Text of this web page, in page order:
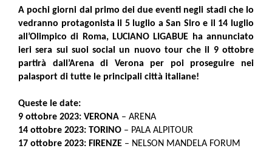
A pochi giorni dal primo dei due eventi negli stadi che lo
vedranno protagonista il 5 luglio a San Siro e il 14 luglio
all’Olimpico di Roma, LUCIANO LIGABUE ha annunciato
ieri sera sui suoi social un nuovo tour che il 9 ottobre
partirà dall’Arena di Verona per poi proseguire nei
palasport di tutte le principali città italiane!
Queste le date:
9 ottobre 2023: VERONA – ARENA
14 ottobre 2023: TORINO – PALA ALPITOUR
17 ottobre 2023: FIRENZE – NELSON MANDELA FORUM